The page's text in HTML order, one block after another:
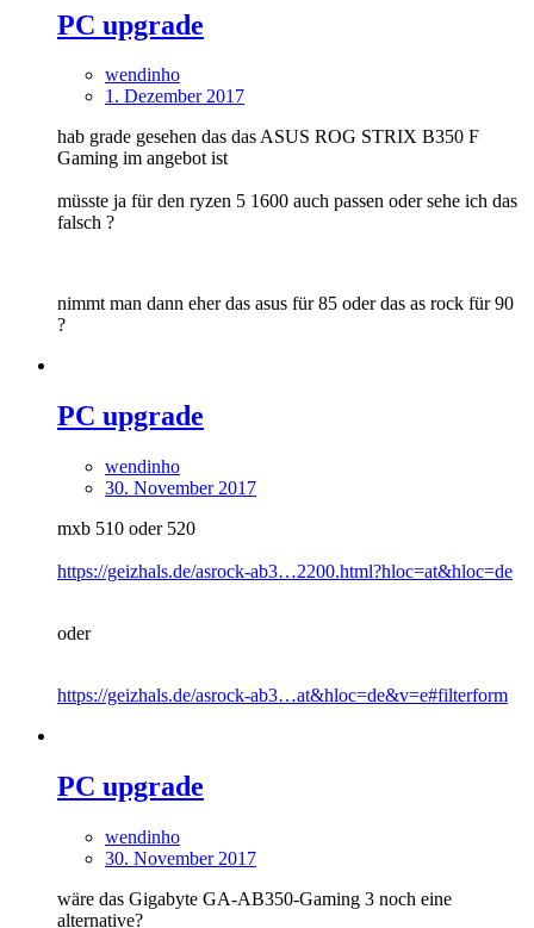
PC upgrade
wendinho
1. Dezember 2017
hab grade gesehen das das ASUS ROG STRIX B350 F
Gaming im angebot ist
müsste ja für den ryzen 5 1600 auch passen oder sehe ich das
falsch ?
nimmt man dann eher das asus für 85 oder das as rock für 90
?
PC upgrade
wendinho
30. November 2017
mxb 510 oder 520
https://geizhals.de/asrock-ab3…2200.html?hloc=at&hloc=de
oder
https://geizhals.de/asrock-ab3…at&hloc=de&v=e#filterform
PC upgrade
wendinho
30. November 2017
wäre das Gigabyte GA-AB350-Gaming 3 noch eine
alternative?